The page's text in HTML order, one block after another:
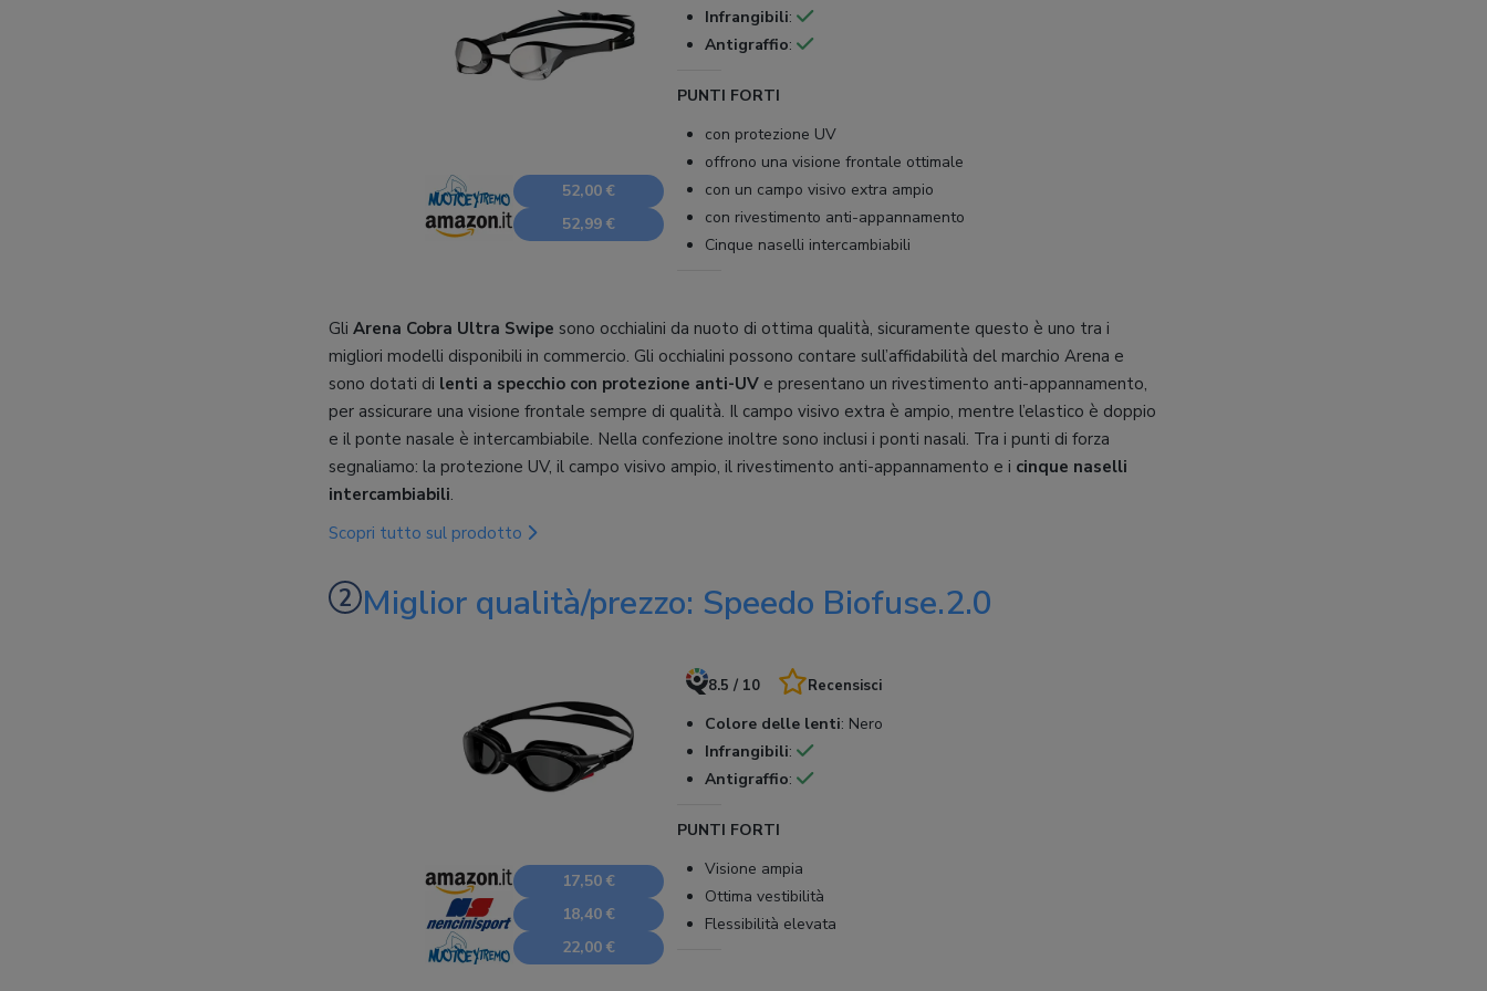
52,00 €
52,99 €
Infrangibili:
Antigraffio:
PUNTI FORTI
con protezione UV
offrono una visione frontale ottimale
con un campo visivo extra ampio
con rivestimento anti-appannamento
Cinque naselli intercambiabili
Gli Arena Cobra Ultra Swipe sono occhialini da nuoto di ottima qualità, sicuramente questo è uno tra i
migliori modelli disponibili in commercio. Gli occhialini possono contare sull’affidabilità del marchio Arena e
sono dotati di lenti a specchio con protezione anti-UV e presentano un rivestimento anti-appannamento,
per assicurare una visione frontale sempre di qualità. Il campo visivo extra è ampio, mentre l’elastico è doppio
e il ponte nasale è intercambiabile. Nella confezione inoltre sono inclusi i ponti nasali. Tra i punti di forza
segnaliamo: la protezione UV, il campo visivo ampio, il rivestimento anti-appannamento e i cinque naselli
intercambiabili.
Scopri tutto sul prodotto
Miglior qualità/prezzo: Speedo Biofuse.2.0
17,50 €
18,40 €
22,00 €
8.5 / 10 Recensisci
Colore delle lenti: Nero
Infrangibili:
Antigraffio:
PUNTI FORTI
Visione ampia
Ottima vestibilità
Flessibilità elevata